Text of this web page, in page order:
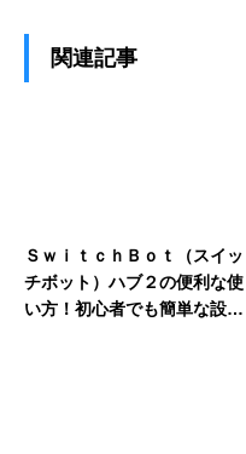
関連記事
ＳｗｉｔｃｈＢｏｔ（スイッ
チボット）ハブ２の便利な使
い方！初心者でも簡単な設定